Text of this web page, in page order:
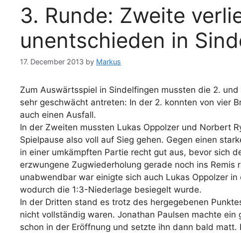
3. Runde: Zweite
unentschieden in
17. December 2013 by Markus
Zum Auswärtsspiel in Sindelfingen mussten die 2.
sehr geschwächt antreten: In der 2. konnten von vier
auch einen Ausfall.
In der Zweiten mussten Lukas Oppolzer und Norbert
Spielpause also voll auf Sieg gehen. Gegen einen
in einer umkämpften Partie recht gut aus, bevor sich
erzwungene Zugwiederholung gerade noch ins
unabwendbar war einigte sich auch Lukas Oppolzer
wodurch die 1:3-Niederlage besiegelt wurde.
In der Dritten stand es trotz des hergegebenen
nicht vollständig waren. Jonathan Paulsen machte ein
schon in der Eröffnung und setzte ihn dann bald